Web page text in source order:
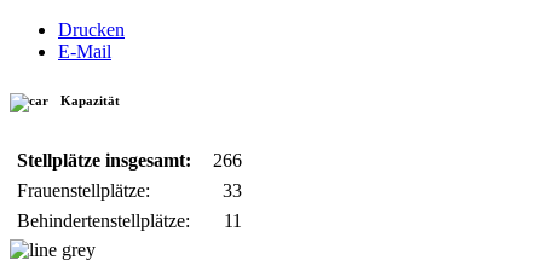
Drucken
E-Mail
Kapazität
Stellplätze insgesamt:
266
Frauenstellplätze:
33
Behindertenstellplätze:
11